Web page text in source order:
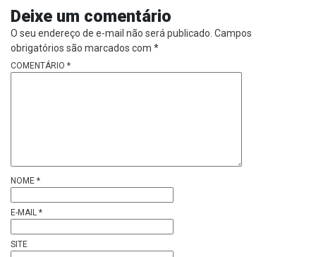
Deixe um comentário
O seu endereço de e-mail não será publicado. Campos
obrigatórios são marcados com *
COMENTÁRIO *
NOME *
E-MAIL *
SITE